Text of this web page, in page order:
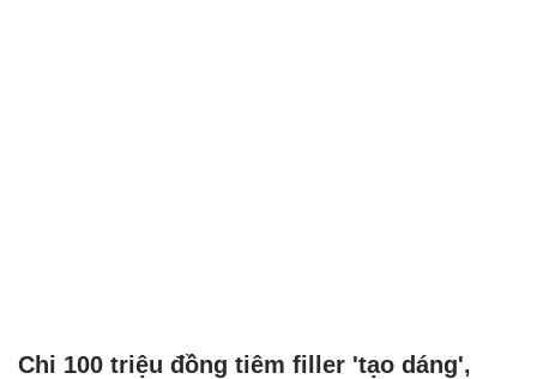
Chi 100 triệu đồng tiêm filler 'tạo dáng',